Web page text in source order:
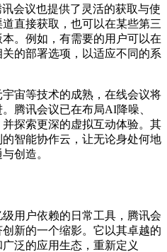
会议也提供了灵活的获取与使
直接获取，也可以在某些第三
。例如，有需要的用户可以在
的部署选项，以适应不同的系
宙等技术的成熟，在线会议将
腾讯会议已在布局AI降噪、
探索更深的虚拟互动体验。其
智能协作云，让无论身处何地
创造。
用户依赖的日常工具，腾讯会
新的一个缩影。它以其卓越的
泛的应用生态，重新定义